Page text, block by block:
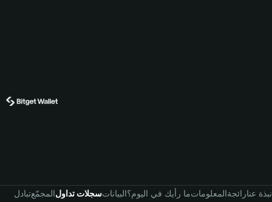
تبادلالمجمّعسجلات تداولالبياناتما رأيك في اليوم؟المعلوماترائجةنبذة عنا